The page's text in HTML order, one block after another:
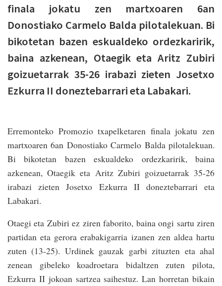
finala jokatu zen martxoaren 6an
Donostiako Carmelo Balda pilotalekuan. Bi
bikotetan bazen eskualdeko ordezkaririk,
baina azkenean, Otaegik eta Aritz Zubiri
goizuetarrak 35-26 irabazi zieten Josetxo
Ezkurra II doneztebarrari eta Labakari.
Erremonteko Promozio txapelketaren finala jokatu zen
martxoaren 6an Donostiako Carmelo Balda pilotalekuan.
Bi bikotetan bazen eskualdeko ordezkaririk, baina
azkenean, Otaegik eta Aritz Zubiri goizuetarrak 35-26
irabazi zieten Josetxo Ezkurra II doneztebarrari eta
Labakari.
Otaegi eta Zubiri ez ziren faborito, baina ongi sartu ziren
partidan eta gerora erabakigarria izanen zen aldea hartu
zuten (13-25). Urdinek gauzak garbi zituzten eta ahal
zenean gibeleko koadroetara bidaltzen zuten pilota,
Ezkurra II jokoan sartzea saihestuz. Lan horretan bikain